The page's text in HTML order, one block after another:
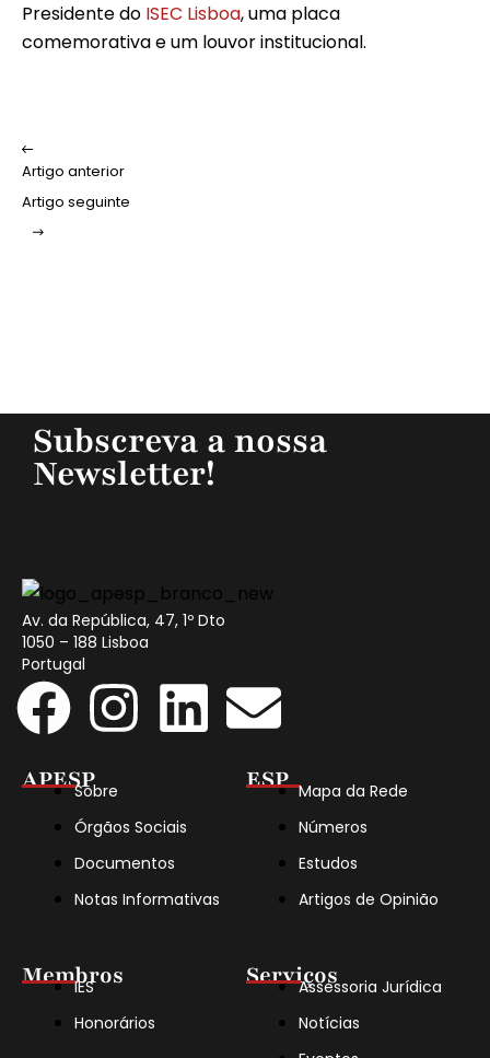
Presidente do ISEC Lisboa, uma placa
comemorativa e um louvor institucional.
Artigo anterior
Artigo seguinte
Subscreva a nossa
Newsletter!
Av. da República, 47, 1º Dto
1050 – 188 Lisboa
Portugal
APESPSobre
Órgãos Sociais
Documentos
Notas Informativas
Membros
IES
Honorários
ESP Mapa da Rede
Números
Estudos
Artigos de Opinião
ServiçosAssessoria Jurídica
Notícias